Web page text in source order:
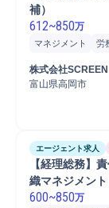
補）
612~850万
マネジメント 労
師長/課長
トラブル対応
株式会社
富山県高岡市
エージェント求人
【経理総務】
織マネジメン
600~850万